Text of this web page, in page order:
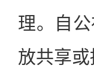
理。自
放共享